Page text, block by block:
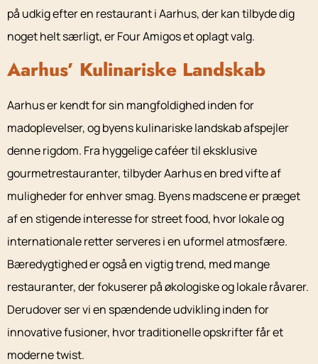
på udkig efter en restaurant i Aarhus, der kan tilbyde dig
noget helt særligt, er Four Amigos et oplagt valg.
Aarhus’ Kulinariske Landskab
Aarhus er kendt for sin mangfoldighed inden for
madoplevelser, og byens kulinariske landskab afspejler
denne rigdom. Fra hyggelige caféer til eksklusive
gourmetrestauranter, tilbyder Aarhus en bred vifte af
muligheder for enhver smag. Byens madscene er præget
af en stigende interesse for street food, hvor lokale og
internationale retter serveres i en uformel atmosfære.
Bæredygtighed er også en vigtig trend, med mange
restauranter, der fokuserer på økologiske og lokale råvarer.
Derudover ser vi en spændende udvikling inden for
innovative fusioner, hvor traditionelle opskrifter får et
moderne twist.